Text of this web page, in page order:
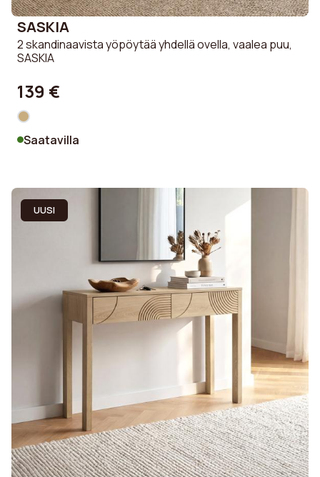
SASKIA
2 skandinaavista yöpöytää yhdellä ovella, vaalea puu,
SASKIA
139 €
Saatavilla
UUSI